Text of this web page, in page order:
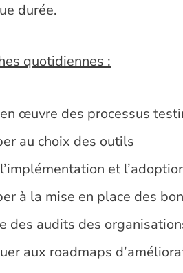
durée.
quotidiennes :
œuvre des processus
au choix des outils
et
à la mise en place des
des audits des
aux roadmaps